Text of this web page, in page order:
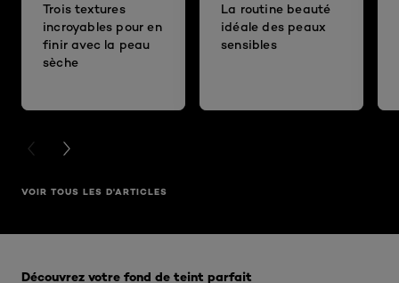
Trois textures
incroyables pour en
finir avec la peau
sèche
La routine beauté
idéale des peaux
sensibles
PREVIOUS CARD
NEXT CARD
VOIR TOUS LES D'ARTICLES
Découvrez votre fond de teint parfait